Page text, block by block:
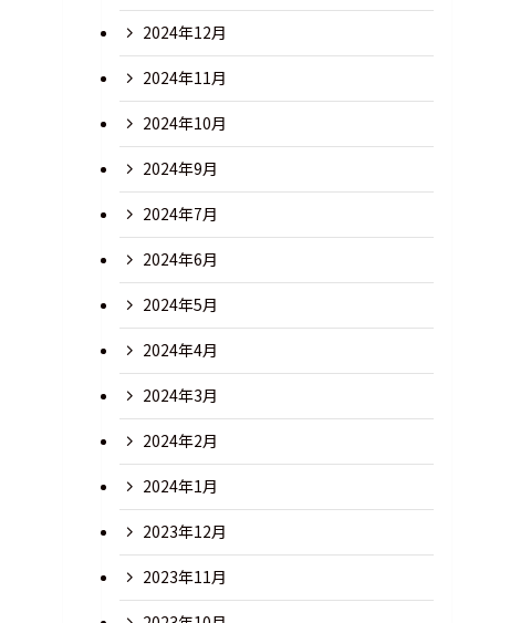
2024年12月
2024年11月
2024年10月
2024年9月
2024年7月
2024年6月
2024年5月
2024年4月
2024年3月
2024年2月
2024年1月
2023年12月
2023年11月